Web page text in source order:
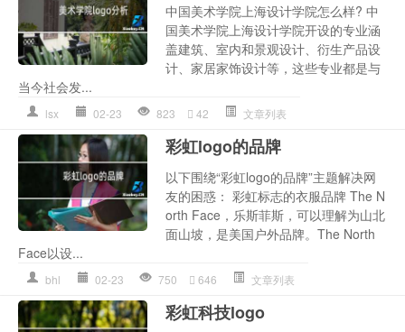
中国美术学院上海设计学院怎么样? 中
国美术学院上海设计学院开设的专业涵
盖建筑、室内和景观设计、衍生产品设
计、家居家饰设计等，这些专业都是与
当今社会发...
lsx 02-23 823 42 文章列表
彩虹logo的品牌
以下围绕“彩虹logo的品牌”主题解决网
友的困惑： 彩虹标志的衣服品牌 The N
orth Face，乐斯菲斯，可以理解为山北
面山坡，是美国户外品牌。The North
Face以设...
bhl 02-23 750 646 文章列表
彩虹科技logo